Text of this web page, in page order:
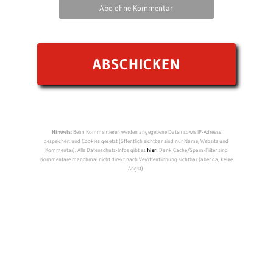
Abo ohne Kommentar
Hinweis:Beim Kommentieren werden angegebene Daten sowie IP-Adresse
gespeichert und Cookies gesetzt (öffentlich sichtbar sind nur Name, Website und
Kommentar). Alle Datenschutz-Infos gibt eshier. Dank Cache/Spam-Filter sind
Kommentare manchmal nicht direkt nach Veröffentlichung sichtbar (aber da, keine
Angst).